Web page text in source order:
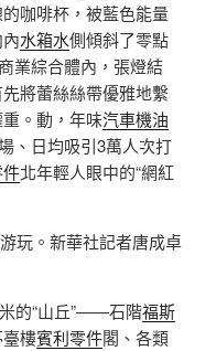
咖啡杯，被藍色能量
水箱水側傾斜了零點
業綜合體內，張燈結
將蕾絲絲帶優雅地繫
。動，年味汽車機油
、日均吸引3萬人次打
北年輕人眼中的“網紅
玩。新華社記者唐成卓
的“山丘”——石階福斯
樓賓利零件閣、各類